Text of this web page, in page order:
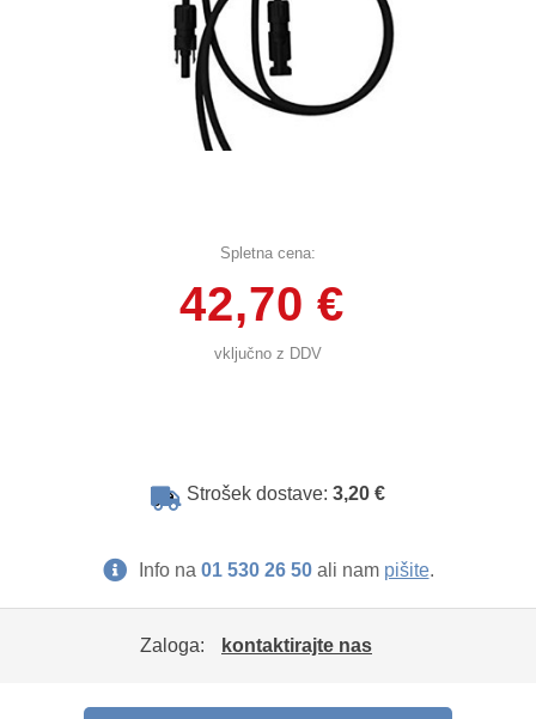
Spletna cena:
42,70 €
vključno z DDV
Strošek dostave: 3,20 €
Info na 01 530 26 50ali nam pišite.
Zaloga: kontaktirajte nas